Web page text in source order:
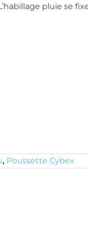
pluie se
, Poussette Cybex